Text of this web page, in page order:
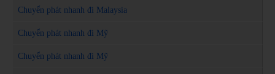
Chuyển phát nhanh đi Malaysia
Chuyển phát nhanh đi Mỹ
Chuyển phát nhanh đi Mỹ